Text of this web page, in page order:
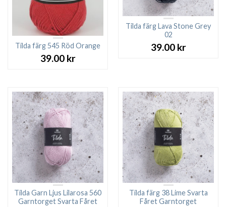
Tilda färg 545 Röd Orange
39.00 kr
Tilda färg Lava Stone Grey
02
39.00 kr
Tilda Garn Ljus Lilarosa 560
Garntorget Svarta Fåret
Tilda färg 38 Lime Svarta
Fåret Garntorget